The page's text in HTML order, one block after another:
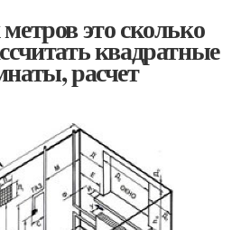
это сколько
квадратные
расчет